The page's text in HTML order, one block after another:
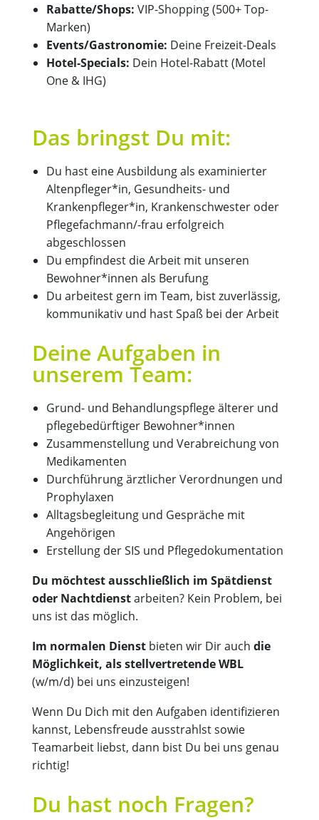
Rabatte/Shops: VIP-Shopping (500+ Top-
Marken)
Events/Gastronomie: Deine Freizeit-Deals
Hotel-Specials: Dein Hotel-Rabatt (Motel
One & IHG)
Das bringst Du mit:
Du hast eine Ausbildung als examinierter
Altenpfleger*in, Gesundheits- und
Krankenpfleger*in, Krankenschwester oder
Pflegefachmann/-frau erfolgreich
abgeschlossen
Du empfindest die Arbeit mit unseren
Bewohner*innen als Berufung
Du arbeitest gern im Team, bist zuverlässig,
kommunikativ und hast Spaß bei der Arbeit
Deine Aufgaben in
unserem Team:
Grund- und Behandlungspflege älterer und
pflegebedürftiger Bewohner*innen
Zusammenstellung und Verabreichung von
Medikamenten
Durchführung ärztlicher Verordnungen und
Prophylaxen
Alltagsbegleitung und Gespräche mit
Angehörigen
Erstellung der SIS und Pflegedokumentation
Du möchtest ausschließlich im Spätdienst
oder Nachtdienstarbeiten? Kein Problem, bei
uns ist das möglich.
Im normalen Dienst bieten wir Dir auch die
Möglichkeit, als stellvertretende WBL
(w/m/d) bei uns einzusteigen!
Wenn Du Dich mit den Aufgaben identifizieren
kannst, Lebensfreude ausstrahlst sowie
Teamarbeit liebst, dann bist Du bei uns genau
richtig!
Du hast noch Fragen?